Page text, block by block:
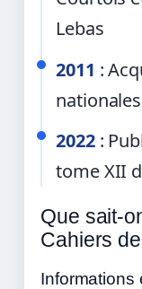
Lebas
2011 :
nationales
2022:
tome XII
Que sait-
Cahiers
Informations